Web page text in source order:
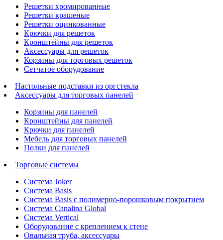
Решетки хромированные
Решетки крашеные
Решетки оцинкованные
Крючки для решеток
Кронштейны для решеток
Аксессуары для решеток
Корзины для торговых решеток
Сетчатое оборудование
Настольные подставки из оргстекла
Аксессуары для торговых панелей
Корзины для панелей
Кронштейны для панелей
Крючки для панелей
Мебель для торговых панелей
Полки для панелей
Торговые системы
Система Joker
Система Basis
Система Basis с полимерно-порошковым покрытием
Система Canalina Global
Система Vertical
Оборудование с креплением к стене
Овальная труба, аксессуары